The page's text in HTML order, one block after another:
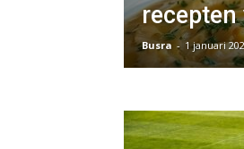
recepten
Busra - 1 januari